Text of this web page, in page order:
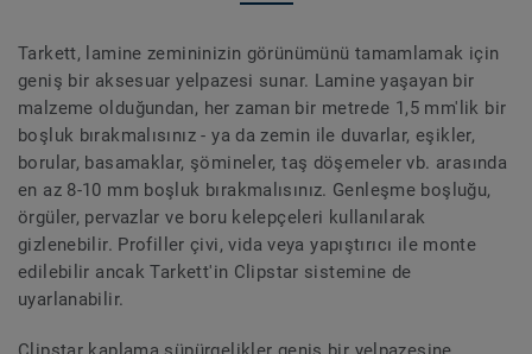
Tarkett, lamine zemininizin görünümünü tamamlamak için
geniş bir aksesuar yelpazesi sunar. Lamine yaşayan bir
malzeme olduğundan, her zaman bir metrede 1,5 mm'lik bir
boşluk bırakmalısınız - ya da zemin ile duvarlar, eşikler,
borular, basamaklar, şömineler, taş döşemeler vb. arasında
en az 8-10 mm boşluk bırakmalısınız. Genleşme boşluğu,
örgüler, pervazlar ve boru kelepçeleri kullanılarak
gizlenebilir. Profiller çivi, vida veya yapıştırıcı ile monte
edilebilir ancak Tarkett'in Clipstar sistemine de
uyarlanabilir.